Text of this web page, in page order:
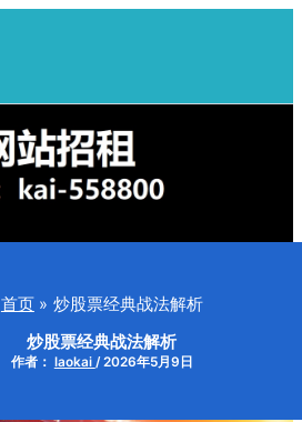
首页 炒股票经典战法解析
炒股票经典战法解析
作者： laokai /2026年5月9日